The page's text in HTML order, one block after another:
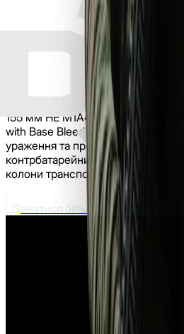
155 мм HE M1A4 High Explosive
with Base Bleed (ERFB/BB)
ураження та придушення
контрбатарейний вогонь,
колони транспортних засобів і
Дізнатися більше